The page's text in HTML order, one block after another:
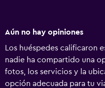
Aún no hay opiniones
Los huéspedes calificaron
nadie ha compartido una
fotos, los servicios y la
opción adecuada para tu